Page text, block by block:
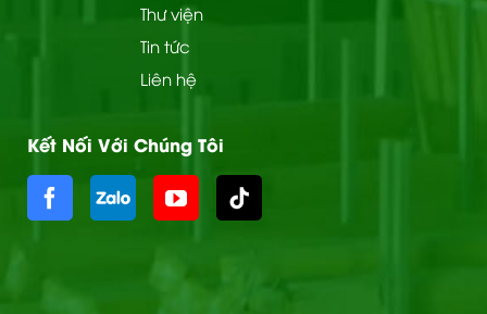
Thư viện
Tin tức
Liên hệ
Kết Nối Với Chúng Tôi